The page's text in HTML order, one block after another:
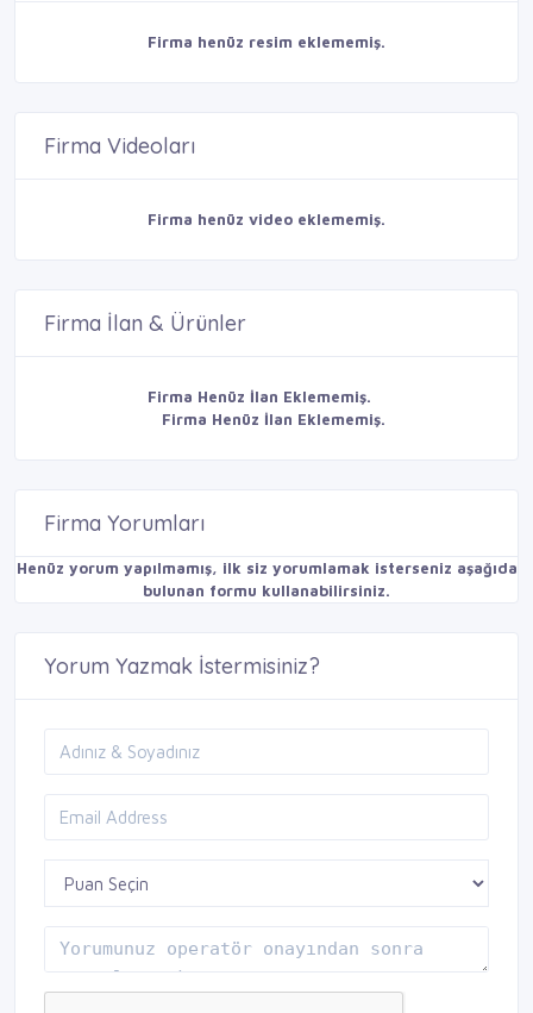
Firma henüz resim eklememiş.
Firma Videoları
Firma henüz video eklememiş.
Firma İlan & Ürünler
Firma Henüz İlan Eklememiş.
Firma Henüz İlan Eklememiş.
Firma Yorumları
Henüz yorum yapılmamış, ilk siz yorumlamak isterseniz aşağıda
bulunan formu kullanabilirsiniz.
Yorum Yazmak İstermisiniz?